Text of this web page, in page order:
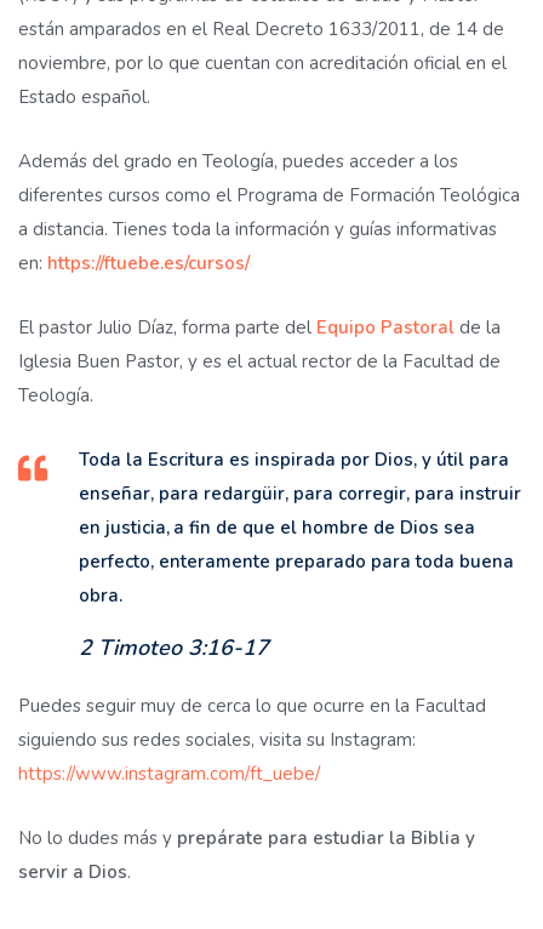
están amparados en el Real Decreto 1633/2011, de 14 de
noviembre, por lo que cuentan con acreditación oficial en el
Estado español.
Además del grado en Teología, puedes acceder a los
diferentes cursos como el Programa de Formación Teológica
a distancia. Tienes toda la información y guías informativas
en: https://ftuebe.es/cursos/
El pastor Julio Díaz, forma parte del Equipo Pastoral de la
Iglesia Buen Pastor, y es el actual rector de la Facultad de
Teología.
Toda la Escritura es inspirada por Dios, y útil para
enseñar, para redargüir, para corregir, para instruir
en justicia, a fin de que el hombre de Dios sea
perfecto, enteramente preparado para toda buena
obra.
2 Timoteo 3:16-17
Puedes seguir muy de cerca lo que ocurre en la Facultad
siguiendo sus redes sociales, visita su Instagram:
https://www.instagram.com/ft_uebe/
No lo dudes más y prepárate para estudiar la Biblia y
servir a Dios.